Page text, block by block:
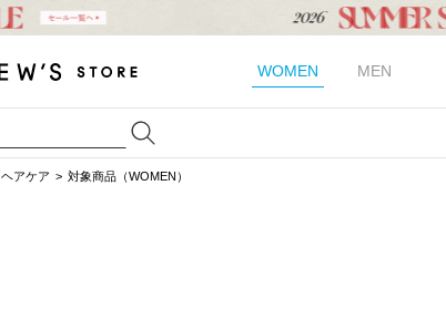
WOMEN MEN
ヘアケア 対象商品（WOMEN）